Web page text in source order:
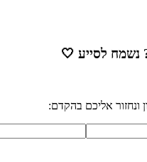
נשמח לסייע 🤍
ונחזור אליכם בהקדם: